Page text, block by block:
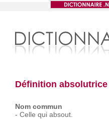
Définition absolutrice
Nom commun
- Celle qui absout.